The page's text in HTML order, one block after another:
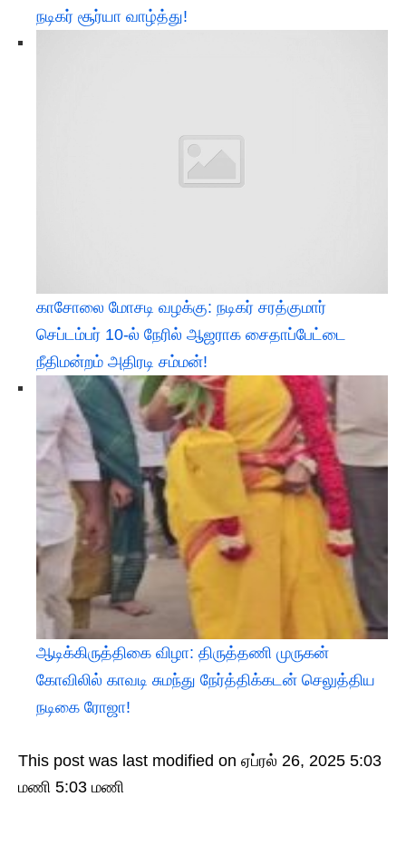
நடிகர் சூர்யா வாழ்த்து!
காசோலை மோசடி வழக்கு: நடிகர் சரத்குமார்
செப்டம்பர் 10-ல் நேரில் ஆஜராக சைதாப்பேட்டை
நீதிமன்றம் அதிரடி சம்மன்!
ஆடிக்கிருத்திகை விழா: திருத்தணி முருகன்
கோவிலில் காவடி சுமந்து நேர்த்திக்கடன் செலுத்திய
நடிகை ரோஜா!
This post was last modified on ஏப்ரல் 26, 2025 5:03
மணி 5:03 மணி